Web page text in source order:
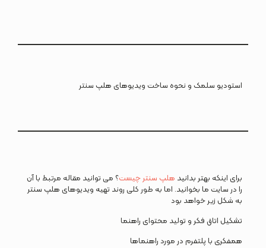
استودیو سلمک و نحوه ساخت ویدیوهای هلپ سنتر
برای اینکه بهتر بدانید هلپ سنتر چیست؟ می توانید مقاله مرتبط با آن
را در سایت ما بخوانید. اما به طور کلی روند تهیه ویدیوهای هلپ سنتر
به شکل زیر خواهد بود
تشکیل اتاق فکر و تولید محتوای راهنما
همفکری با پلتفرم در مورد راهنماها